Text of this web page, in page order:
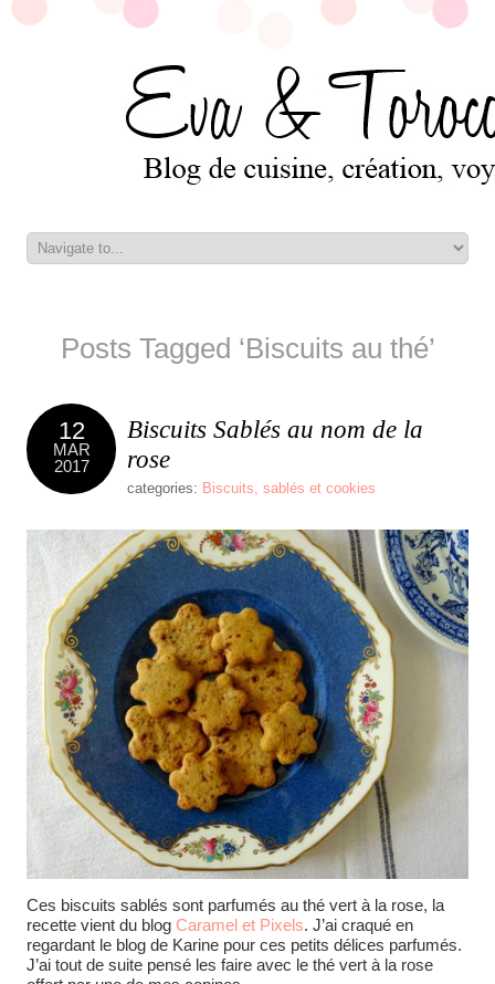
Posts Tagged ‘Biscuits au thé’
12
MAR
2017
Biscuits Sablés au nom de la
rose
categories: Biscuits, sablés et cookies
Ces biscuits sablés sont parfumés au thé vert à la rose, la
recette vient du blog Caramel et Pixels. J’ai craqué en
regardant le blog de Karine pour ces petits délices parfumés.
J’ai tout de suite pensé les faire avec le thé vert à la rose